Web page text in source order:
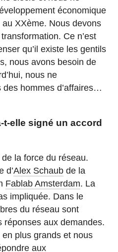
économique
XXème. Nous devons
Ce n’est
qu’il existe les gentils
nous avons besoin de
nous ne
hommes d’affaires…
t-elle signé un accord
la force du réseau.
d’Alex Schaub de la
Fablab Amsterdam. La
impliquée. Dans le
du réseau sont
réponses aux demandes.
plus grands et nous
aux